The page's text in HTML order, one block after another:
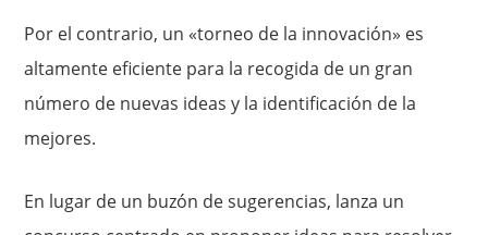
Por el contrario, un «torneo de la innovación» es
altamente eficiente para la recogida de un gran
número de nuevas ideas y la identificación de la
mejores.
En lugar de un buzón de sugerencias, lanza un